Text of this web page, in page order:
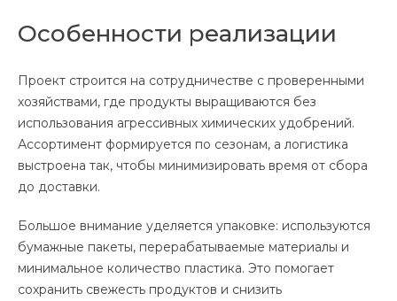
Особенности реализации
Проект строится на сотрудничестве с проверенными
хозяйствами, где продукты выращиваются без
использования агрессивных химических удобрений.
Ассортимент формируется по сезонам, а логистика
выстроена так, чтобы минимизировать время от сбора
до доставки.
Большое внимание уделяется упаковке: используются
бумажные пакеты, перерабатываемые материалы и
минимальное количество пластика. Это помогает
сохранить свежесть продуктов и снизить